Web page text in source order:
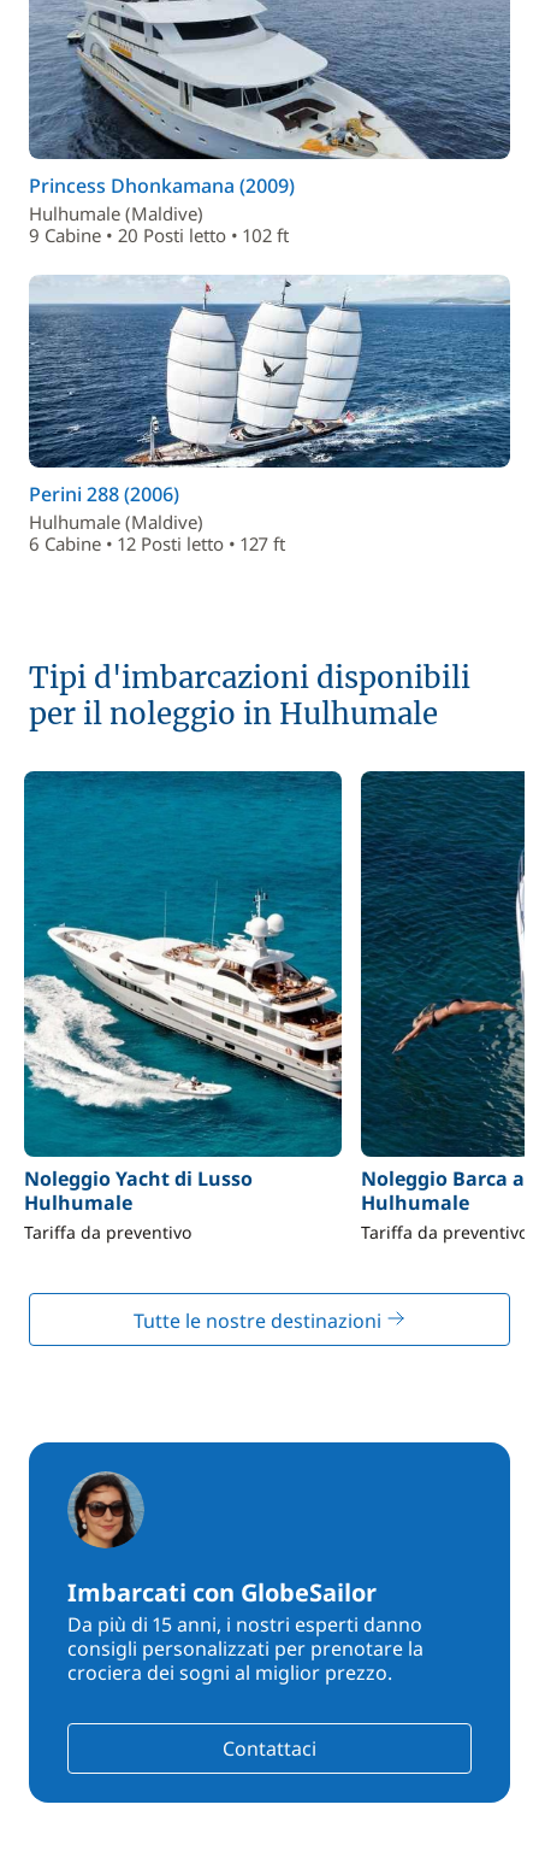
Princess Dhonkamana (2009)
Hulhumale (Maldive)
9 Cabine • 20 Posti letto • 102 ft
Perini 288 (2006)
Hulhumale (Maldive)
6 Cabine • 12 Posti letto • 127 ft
Tipi d'imbarcazioni disponibili
per il noleggio in Hulhumale
Noleggio Yacht di Lusso
Hulhumale
Tariffa da preventivo
Noleggio Barca a
Hulhumale
Tariffa da preventivo
Tutte le nostre destinazioni
Imbarcati con GlobeSailor
Da più di 15 anni, i nostri esperti danno
consigli personalizzati per prenotare la
crociera dei sogni al miglior prezzo.
Contattaci